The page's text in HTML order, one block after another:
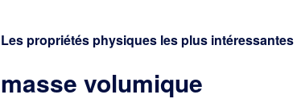
Les propriétés physiques les plus
masse volumique